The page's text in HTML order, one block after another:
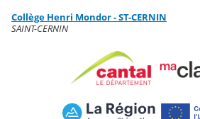
Menu de la rubrique
Contenu
Collège Henri Mondor - ST-CERNIN
SAINT-CERNIN